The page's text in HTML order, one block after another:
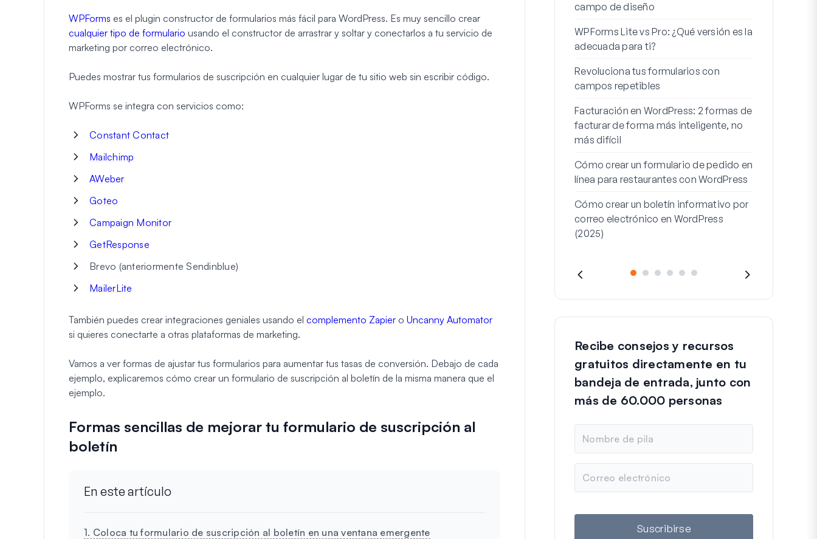
WPForms es el plugin constructor de formularios más fácil para WordPress. Es muy sencillo crear
cualquier tipo de formulario usando el constructor de arrastrar y soltar y conectarlos a tu servicio de
marketing por correo electrónico.
Puedes mostrar tus formularios de suscripción en cualquier lugar de tu sitio web sin escribir código.
WPForms se integra con servicios como:
Constant Contact
Mailchimp
AWeber
Goteo
Campaign Monitor
GetResponse
Brevo (anteriormente Sendinblue)
MailerLite
También puedes crear integraciones geniales usando el complemento Zapier o Uncanny Automator
si quieres conectarte a otras plataformas de marketing.
Vamos a ver formas de ajustar tus formularios para aumentar tus tasas de conversión. Debajo de cada
ejemplo, explicaremos cómo crear un formulario de suscripción al boletín de la misma manera que el
ejemplo.
Formas sencillas de mejorar tu formulario de suscripción al
boletín
En este artículo
1. Coloca tu formulario de suscripción al boletín en una ventana emergente
campo de diseño
WPForms Lite vs Pro: ¿Qué versión es la
adecuada para ti?
Revoluciona tus formularios con
campos repetibles
Facturación en WordPress: 2 formas de
facturar de forma más inteligente, no
más difícil
Cómo crear un formulario de pedido en
línea para restaurantes con WordPress
Cómo crear un boletín informativo por
correo electrónico en WordPress
(2025)
Recibe consejos y recursos
gratuitos directamente en tu
bandeja de entrada, junto con
más de 60.000 personas
m
b
r
e
Suscribirse